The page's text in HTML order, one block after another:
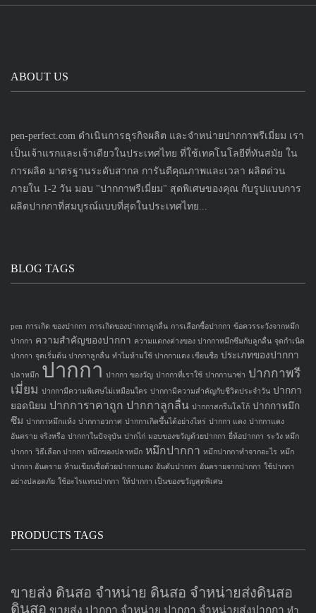
ABOUT US
pen-perfect.com ดำเนินการธุรกิจผลิต และจำหน่ายปากกาพรีเมี่ยม เรา
เป็นเจ้าแรกและเจ้าเดียวในประเทศไทย ที่ใช้เทคโนโลยีที่ทันสมัย ใน
การผลิต มาตรฐานระดับสากล การันตีคุณภาพและเวลา ผลิตด่วน
ภายใน 1-2 วัน มอบ "ปากกาพรีเมี่ยม" สุดพิเศษของคุณ กับรูปแบบการ
ผลิตปากกาที่สมบูรณ์แบบที่สุดในประเทศไทย...
BLOG TAGS
pen การเกิด ของปากกา การเกิดของปากกาลูกลื่น การเลือกซื้อปากกา ข้อควรระวังจากหมึก
ปากกา ความสำคัญของปากกา ความแตกงต่างของ ปากกาหมึกซึมกับลูกลื่น จุดกำเนิด
ปากกา จุดเริ่มต้น ปากกาลูกลื่น ทำไมห้ามใช้ ปากกาแดง เขียนชื่อ ประเภทของปากกา
ปลาหมึก ปากกา ปากกา ของวัญ ปากกาที่เราใช้ ปากกานาซ่า ปากกาพรี
เมี่ยม ปากกามีความพิเศษไม่เหมือนใคร ปากกามีความสำคัญกับชีวิตประจำวัน ปากกา
ยอดนิยม ปากการาคาถูก ปากกาลูกลื่น ปากกาสกรีนโลโก้ ปากกาหมึก
ซึม ปากกาหมึกแห้ง ปากกาอวกาศ ปากกาเกิดขึ้นได้อย่างไหร่ ปากกา แดง ปากกาแดง
อันตราย จริงหรือ ปากกาในปัจจุบัน ปากไก่ มอบของขวัญด้วยปากกา ยี่ห้อปากกา ระวัง หมึก
ปากกา วิธีเลือก ปากกา หมึกของปลาหมึก หมึกปากกา หมึกปากกาทำจากอะไร หมึก
ปากกา อันตราย ห้ามเขียนชื่อด้วยปากกาแดง อันดับปากกา อันตรายจากปากกา ใช้ปากกา
อย่างปลอดภัย ใช้อะไรแทนปากกา ให้ปากกา เป็นของขวัญสุดพิเศษ
PRODUCTS TAGS
ขายส่ง ดินสอ จำหน่าย ดินสอ จำหน่ายส่งดินสอ
ดินสอ ขายส่ง ปากกา จำหน่าย ปากกา จำหน่ายส่งปากกา ทำ